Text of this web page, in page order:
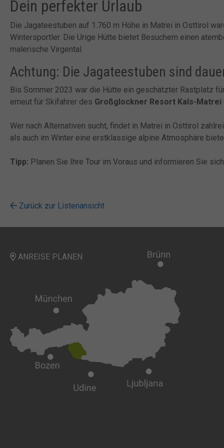
Dein perfekter Urlaub
Die Jagateestuben auf 1.760 m Höhe in Matrei in Osttirol
Wintersportler. Die Urige Hütte bietet Besuchern einen
malerische Virgental.
Achtung: Die Jagateestuben sind
Bis Sommer 2023 war die Hütte ein geschätzter Rastplatz
erneut für Skifahrer des Großglockner Resort Kals-Matrei
Wer nach Alternativen sucht, findet in Matrei in Osttirol
als auch im Winter eine erstklassige alpine Atmosphäre
Tipp: Planen Sie Ihre Tour im Voraus und informieren Sie
Zurück zur Listenansicht
ANREISE PLANEN